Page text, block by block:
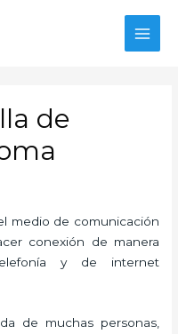
de
medio de comunicación
conexión de manera
y de internet
de muchas personas,